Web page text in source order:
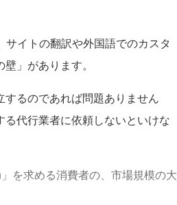
イトの翻訳や外国語でのカスタ
」があります。
るのであれば問題ありません
代行業者に依頼しないといけな
を求める消費者の、市場規模の大